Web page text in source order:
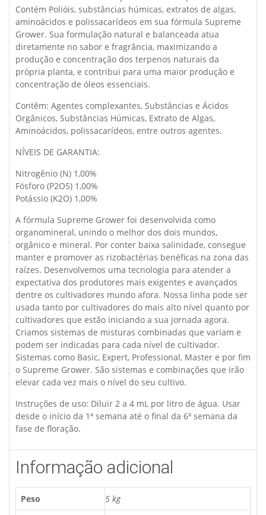
Contém Polióis, substâncias húmicas, extratos de algas,
aminoácidos e polissacarídeos em sua fórmula Supreme
Grower. Sua formulação natural e balanceada atua
diretamente no sabor e fragrância, maximizando a
produção e concentração dos terpenos naturais da
própria planta, e contribui para uma maior produção e
concentração de óleos essenciais.
Contêm: Agentes complexantes, Substâncias e Ácidos
Orgânicos, Substâncias Húmicas, Extrato de Algas,
Aminoácidos, polissacarídeos, entre outros agentes.
NÍVEIS DE GARANTIA:
Nitrogênio (N) 1,00%
Fósforo (P2O5) 1,00%
Potássio (K2O) 1,00%
A fórmula Supreme Grower foi desenvolvida como
organomineral, unindo o melhor dos dois mundos,
orgânico e mineral. Por conter baixa salinidade, consegue
manter e promover as rizobactérias benéficas na zona das
raízes. Desenvolvemos uma tecnologia para atender a
expectativa dos produtores mais exigentes e avançados
dentre os cultivadores mundo afora. Nossa linha pode ser
usada tanto por cultivadores do mais alto nível quanto por
cultivadores que estão iniciando a sua jornada agora.
Criamos sistemas de misturas combinadas que variam e
podem ser indicadas para cada nível de cultivador.
Sistemas como Basic, Expert, Professional, Master e por fim
o Supreme Grower. São sistemas e combinações que irão
elevar cada vez mais o nível do seu cultivo.
Instruções de uso: Diluir 2 a 4 mL por litro de água. Usar
desde o início da 1ª semana até o final da 6ª semana da
fase de floração.
Informação adicional
Peso
5 kg